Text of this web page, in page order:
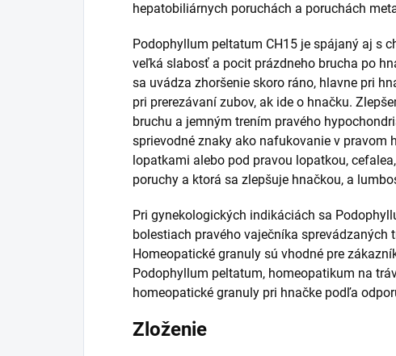
hepatobiliárnych poruchách a poruchách
Podophyllum peltatum CH15 je spájaný aj s
veľká slabosť a pocit prázdneho brucha po
sa uvádza zhoršenie skoro ráno, hlavne pri
pri prerezávaní zubov, ak ide o hnačku.
bruchu a jemným trením pravého
sprievodné znaky ako nafukovanie v pravom
lopatkami alebo pod pravou lopatkou,
poruchy a ktorá sa zlepšuje hnačkou, a
Pri gynekologických indikáciách sa
bolestiach pravého vaječníka
Homeopatické granuly sú vhodné pre
Podophyllum peltatum, homeopatikum na
homeopatické granuly pri hnačke podľa
Zloženie